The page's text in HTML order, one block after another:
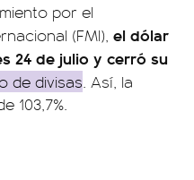
por el
(FMI), el dólar
24 de julio y cerró su
de divisas. Así, la
103,7%.